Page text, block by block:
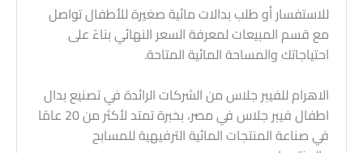
للاستفسار أو طلب بدالات مائية صغيرة للأطفال تواصل
مع قسم المبيعات لمعرفة السعر النهائي بناءً على
احتياجاتك والمساحة المائية المتاحة.
الاهرام للفيبر جلاس من الشركات الرائدة في تصنيع بدال
اطفال فيبر جلاس في مصر، بخبرة تمتد لأكثر من 20 عامًا
في صناعة المنتجات المائية الترفيهية للمسابح